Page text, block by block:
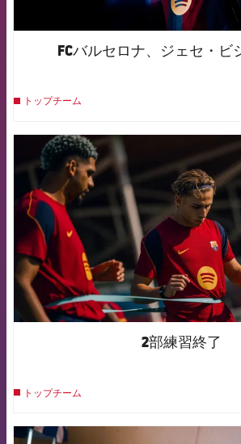
FCバルセロナ、ジェセ・ビ
トップチーム
FCB
2部練習終了
トップチーム